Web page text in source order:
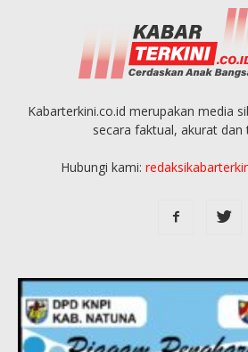
Kabarterkini.co.id merupakan media
secara faktual, akurat dan
Hubungi kami: